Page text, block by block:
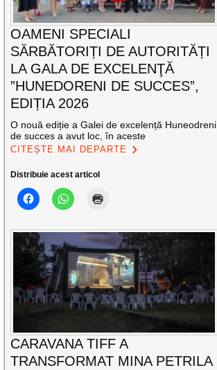
OAMENI SPECIALI
SĂRBĂTORIȚI DE AUTORITĂȚI
LA GALA DE EXCELENŢĂ
”HUNEDORENI DE SUCCES”,
EDIȚIA 2026
O nouă ediție a Galei de excelență Huneodreni
de succes a avut loc, în aceste
CITEȘTE MAI DEPARTE
Distribuie acest articol
CARAVANA TIFF A
TRANSFORMAT MINA PETRILA